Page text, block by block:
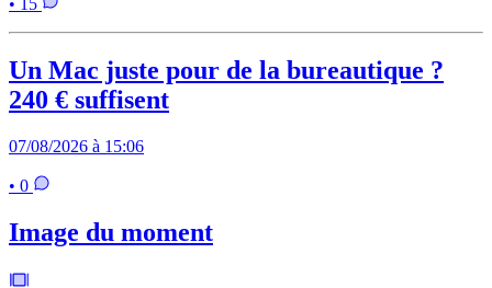
• 15
Un Mac juste pour de la bureautique ?
240 € suffisent
07/08/2026 à 15:06
• 0
Image du moment